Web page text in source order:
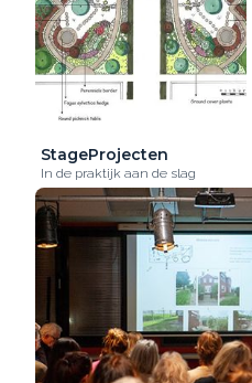
StageProjecten
In de praktijk aan de slag